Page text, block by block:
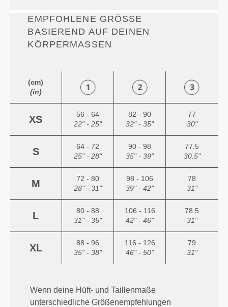
EMPFOHLENE GRÖSSE B
ASIEREND AUF DEINEN K
ÖRPERMASSEN
(cm)
(in)
XS
56 - 64
22" - 25"
82 - 90
32" - 35"
77
30"
S
64 - 72
25" - 28"
90 - 98
35" - 39"
77.5
30.5"
M
72 - 80
28" - 31"
98 - 106
39" - 42"
78
31"
L
80 - 88
31" - 35"
106 - 116
42" - 46"
78.5
31"
XL
88 - 96
35" - 38"
116 - 126
46" - 50"
79
31"
Wenn deine Hüft- und Taillenmaße
unterschiedliche Größenempfehlungen